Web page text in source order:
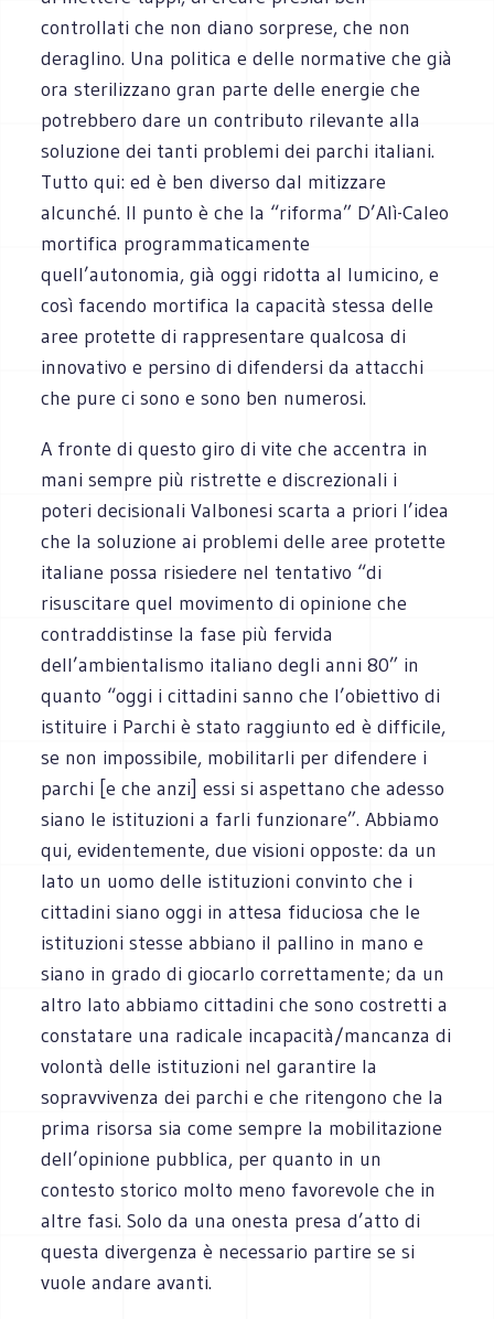
controllati che non diano sorprese, che non
deraglino. Una politica e delle normative che già
ora sterilizzano gran parte delle energie che
potrebbero dare un contributo rilevante alla
soluzione dei tanti problemi dei parchi italiani.
Tutto qui: ed è ben diverso dal mitizzare
alcunché. Il punto è che la “riforma” D’Alì-Caleo
mortifica programmaticamente
quell’autonomia, già oggi ridotta al lumicino, e
così facendo mortifica la capacità stessa delle
aree protette di rappresentare qualcosa di
innovativo e persino di difendersi da attacchi
che pure ci sono e sono ben numerosi.
A fronte di questo giro di vite che accentra in
mani sempre più ristrette e discrezionali i
poteri decisionali Valbonesi scarta a priori l’idea
che la soluzione ai problemi delle aree protette
italiane possa risiedere nel tentativo “di
risuscitare quel movimento di opinione che
contraddistinse la fase più fervida
dell’ambientalismo italiano degli anni 80” in
quanto “oggi i cittadini sanno che l’obiettivo di
istituire i Parchi è stato raggiunto ed è difficile,
se non impossibile, mobilitarli per difendere i
parchi [e che anzi] essi si aspettano che adesso
siano le istituzioni a farli funzionare”. Abbiamo
qui, evidentemente, due visioni opposte: da un
lato un uomo delle istituzioni convinto che i
cittadini siano oggi in attesa fiduciosa che le
istituzioni stesse abbiano il pallino in mano e
siano in grado di giocarlo correttamente; da un
altro lato abbiamo cittadini che sono costretti a
constatare una radicale incapacità/mancanza di
volontà delle istituzioni nel garantire la
sopravvivenza dei parchi e che ritengono che la
prima risorsa sia come sempre la mobilitazione
dell’opinione pubblica, per quanto in un
contesto storico molto meno favorevole che in
altre fasi. Solo da una onesta presa d’atto di
questa divergenza è necessario partire se si
vuole andare avanti.